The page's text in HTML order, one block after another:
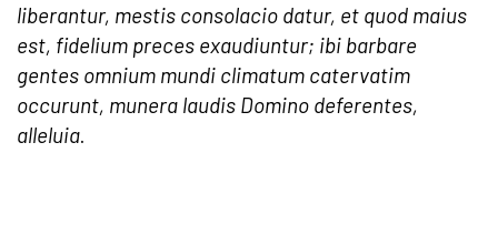
liberantur, mestis consolacio datur, et quod maius
est, fidelium preces exaudiuntur; ibi barbare
gentes omnium mundi climatum catervatim
occurunt, munera laudis Domino deferentes,
alleluia.